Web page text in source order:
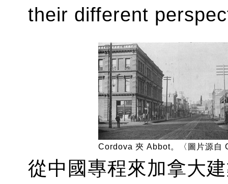
their different
Cordova 夾 Abbot。〈圖片源自
從中國專程來加拿大